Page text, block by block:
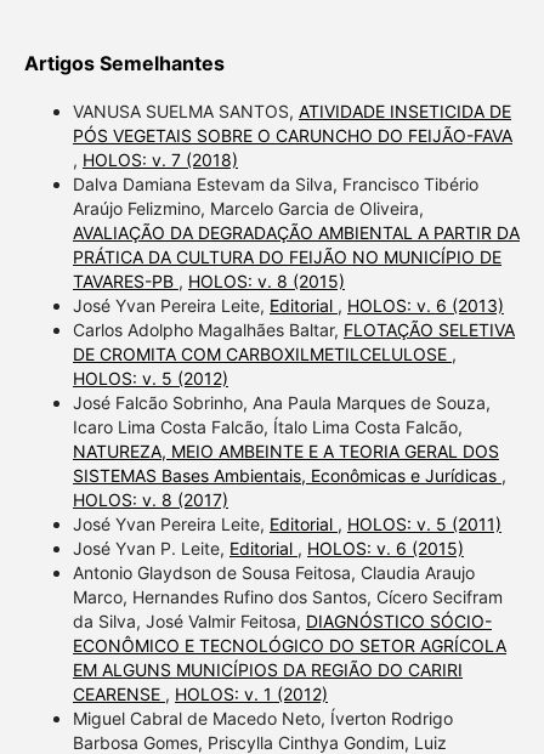
Artigos Semelhantes
VANUSA SUELMA SANTOS, ATIVIDADE INSETICIDA DE
PÓS VEGETAIS SOBRE O CARUNCHO DO FEIJÃO-FAVA
, HOLOS: v. 7 (2018)
Dalva Damiana Estevam da Silva, Francisco Tibério
Araújo Felizmino, Marcelo Garcia de Oliveira,
AVALIAÇÃO DA DEGRADAÇÃO AMBIENTAL A PARTIR DA
PRÁTICA DA CULTURA DO FEIJÃO NO MUNICÍPIO DE
TAVARES-PB , HOLOS: v. 8 (2015)
José Yvan Pereira Leite, Editorial , HOLOS: v. 6 (2013)
Carlos Adolpho Magalhães Baltar, FLOTAÇÃO SELETIVA
DE CROMITA COM CARBOXILMETILCELULOSE ,
HOLOS: v. 5 (2012)
José Falcão Sobrinho, Ana Paula Marques de Souza,
Icaro Lima Costa Falcão, Ítalo Lima Costa Falcão,
NATUREZA, MEIO AMBEINTE E A TEORIA GERAL DOS
SISTEMAS Bases Ambientais, Econômicas e Jurídicas ,
HOLOS: v. 8 (2017)
José Yvan Pereira Leite, Editorial , HOLOS: v. 5 (2011)
José Yvan P. Leite, Editorial , HOLOS: v. 6 (2015)
Antonio Glaydson de Sousa Feitosa, Claudia Araujo
Marco, Hernandes Rufino dos Santos, Cícero Secifram
da Silva, José Valmir Feitosa, DIAGNÓSTICO SÓCIO-
ECONÔMICO E TECNOLÓGICO DO SETOR AGRÍCOLA
EM ALGUNS MUNICÍPIOS DA REGIÃO DO CARIRI
CEARENSE , HOLOS: v. 1 (2012)
Miguel Cabral de Macedo Neto, Íverton Rodrigo
Barbosa Gomes, Priscylla Cinthya Gondim, Luiz